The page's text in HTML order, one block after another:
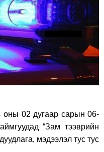
оны 02 дугаар сарын 06-
“Зам тээврийн
мэдээлэл тус тус